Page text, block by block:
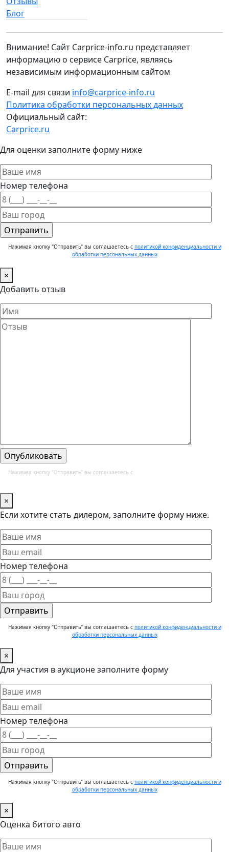
Блог
Внимание! Сайт Carprice-info.ru представляет
информацию о сервисе Carprice, являясь
независимым информационным сайтом
E-mail для связи info@carprice-info.ru
Политика обработки персональных данных
Официальный сайт:
Carprice.ru
Для оценки заполните форму ниже
Номер телефона
Нажимая кнопку "Отправить" вы соглашаетесь с политикой конфиденциальности и
обработки персональных данных
×
Добавить отзыв
Нажимая кнопку "Отправить" вы соглашаетесь с
×
Если хотите стать дилером, заполните форму ниже.
Номер телефона
Нажимая кнопку "Отправить" вы соглашаетесь с политикой конфиденциальности и
обработки персональных данных
×
Для участия в аукционе заполните форму
Номер телефона
Нажимая кнопку "Отправить" вы соглашаетесь с политикой конфиденциальности и
обработки персональных данных
×
Оценка битого авто